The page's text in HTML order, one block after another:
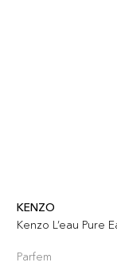
KENZO
Kenzo L’eau Pure
Parfem